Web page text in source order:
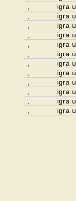
igra
igra
igra
igra
igra
igra
igra
igra
igra
igra
igra
igra